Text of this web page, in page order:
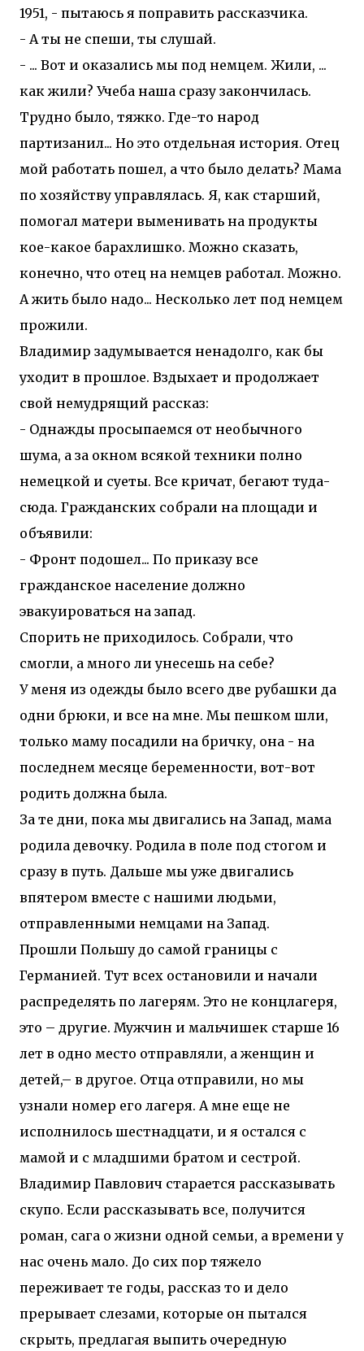
1951, - пытаюсь я поправить рассказчика.
- А ты не спеши, ты слушай.
- ... Вот и оказались мы под немцем. Жили, ...
как жили? Учеба наша сразу закончилась.
Трудно было, тяжко. Где-то народ
партизанил... Но это отдельная история. Отец
мой работать пошел, а что было делать? Мама
по хозяйству управлялась. Я, как старший,
помогал матери выменивать на продукты
кое-какое барахлишко. Можно сказать,
конечно, что отец на немцев работал. Можно.
А жить было надо... Несколько лет под немцем
прожили.
Владимир задумывается ненадолго, как бы
уходит в прошлое. Вздыхает и продолжает
свой немудрящий рассказ:
- Однажды просыпаемся от необычного
шума, а за окном всякой техники полно
немецкой и суеты. Все кричат, бегают туда-
сюда. Гражданских собрали на площади и
объявили:
- Фронт подошел... По приказу все
гражданское население должно
эвакуироваться на запад.
Спорить не приходилось. Собрали, что
смогли, а много ли унесешь на себе?
У меня из одежды было всего две рубашки да
одни брюки, и все на мне. Мы пешком шли,
только маму посадили на бричку, она - на
последнем месяце беременности, вот-вот
родить должна была.
За те дни, пока мы двигались на Запад, мама
родила девочку. Родила в поле под стогом и
сразу в путь. Дальше мы уже двигались
впятером вместе с нашими людьми,
отправленными немцами на Запад.
Прошли Польшу до самой границы с
Германией. Тут всех остановили и начали
распределять по лагерям. Это не концлагеря,
это – другие. Мужчин и мальчишек старше 16
лет в одно место отправляли, а женщин и
детей,– в другое. Отца отправили, но мы
узнали номер его лагеря. А мне еще не
исполнилось шестнадцати, и я остался с
мамой и с младшими братом и сестрой.
Владимир Павлович старается рассказывать
скупо. Если рассказывать все, получится
роман, сага о жизни одной семьи, а времени у
нас очень мало. До сих пор тяжело
переживает те годы, рассказ то и дело
прерывает слезами, которые он пытался
скрыть, предлагая выпить очередную